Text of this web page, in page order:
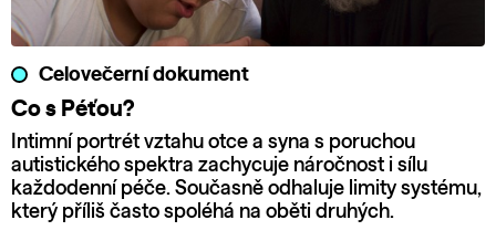
Celovečerní dokument
Co s Péťou?
Intimní portrét vztahu otce a syna s poruchou
autistického spektra zachycuje náročnost i sílu
každodenní péče. Současně odhaluje limity systému,
který příliš často spoléhá na oběti druhých.